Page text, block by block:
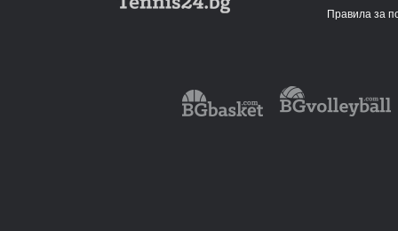
Правила за